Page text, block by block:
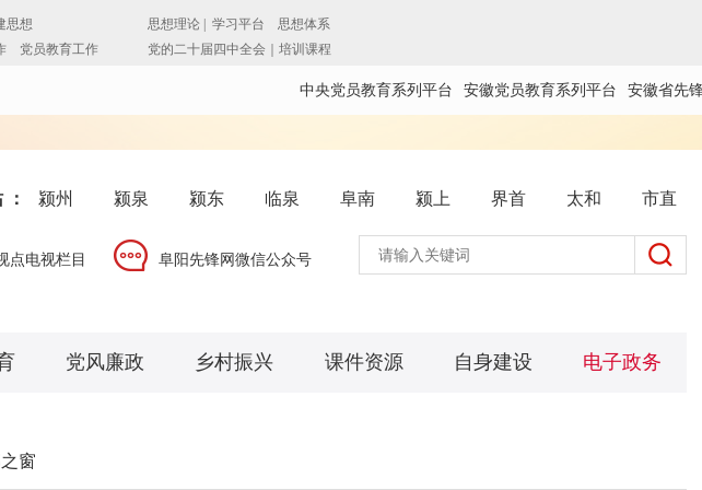
中央党员教育系列平台 安徽党员教育系列平台 安徽省先
颍州 颍泉 颍东 临泉 阜南 颍上 界首 太和 市直
点电视栏目 阜阳先锋网微信公众号
党风廉政 乡村振兴 课件资源 自身建设 电子政务
窗